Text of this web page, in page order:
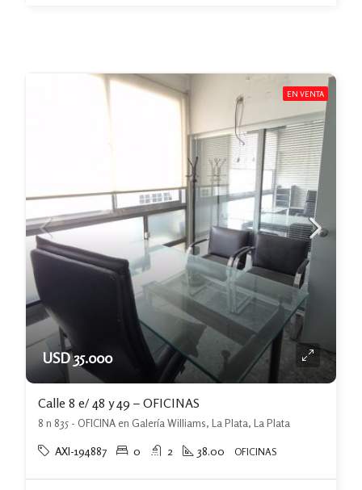
EN VENTA
USD 35.000
Calle 8 e/ 48 y 49 – OFICINAS
8 n 835 - OFICINA en Galería Williams, La Plata, La Plata
AXI-194887 0 2 38.00 OFICINAS